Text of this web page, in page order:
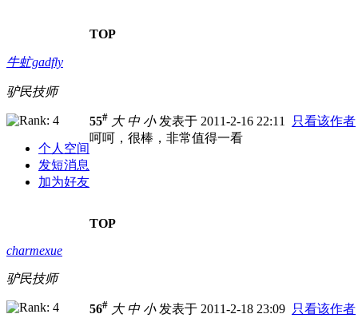
TOP
牛虻gadfly
驴民技师
个人空间
发短消息
加为好友
55# 大 中 小发表于 2011-2-16 22:11
只看该作者
呵呵，很棒，非常值得一看
TOP
charmexue
驴民技师
56# 大 中 小发表于 2011-2-18 23:09 只看该作者